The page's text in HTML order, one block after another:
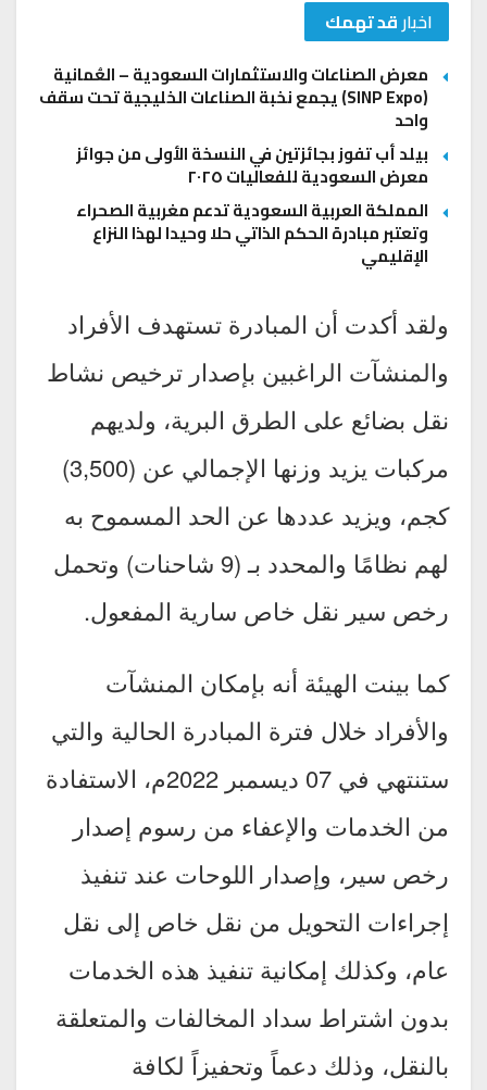
اخبارقد تهمك
معرض الصناعات والاستثمارات السعودية – العُمانية
(SINP Expo) يجمع نخبة الصناعات الخليجية تحت سقف
واحد
بيلد أب تفوز بجائزتين في النسخة الأولى من جوائز
معرض السعودية للفعاليات ٢٠٢٥
المملكة العربية السعودية تدعم مغربية الصحراء
وتعتبر مبادرة الحكم الذاتي حلا وحيدا لهذا النزاع
الإقليمي
ولقد أكدت أن المبادرة تستهدف الأفراد
والمنشآت الراغبين بإصدار ترخيص نشاط
نقل بضائع على الطرق البرية، ولديهم
مركبات يزيد وزنها الإجمالي عن (3,500)
كجم، ويزيد عددها عن الحد المسموح به
لهم نظامًا والمحدد بـ (9 شاحنات) وتحمل
رخص سير نقل خاص سارية المفعول.
كما بينت الهيئة أنه بإمكان المنشآت
والأفراد خلال فترة المبادرة الحالية والتي
ستنتهي في 07 ديسمبر 2022م، الاستفادة
من الخدمات والإعفاء من رسوم إصدار
رخص سير، وإصدار اللوحات عند تنفيذ
إجراءات التحويل من نقل خاص إلى نقل
عام، وكذلك إمكانية تنفيذ هذه الخدمات
بدون اشتراط سداد المخالفات والمتعلقة
بالنقل، وذلك دعماً وتحفيزاً لكافة